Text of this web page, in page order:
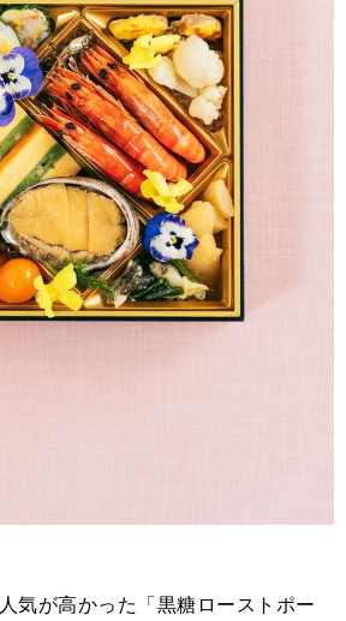
気が高かった「黒糖ローストポー